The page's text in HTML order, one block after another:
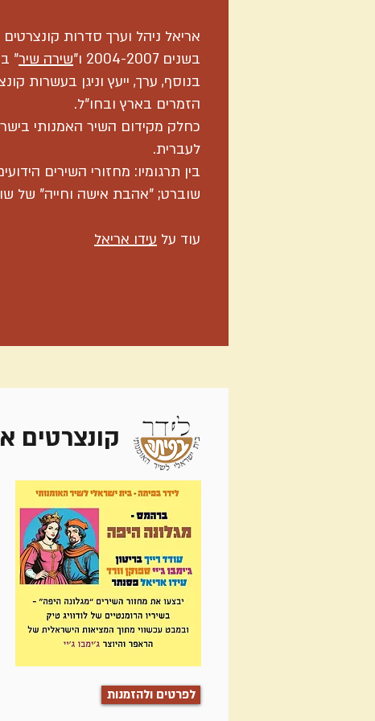
אריאל ניהל וערך סדרות
בשנים 2004-2007 ו"
שירה שיר"
בנוסף, ערך, ייעץ וניגן בעשרות
הזמרים בארץ ובחו"ל.
כחלק מקידום השיר האמנותי
לעברית.
בין תרגומיו: מחזורי השירים
שוברט; "אהבת אישה וחייה" של
עוד על עידו אריאל
קונצרטים
לפרטים ולהזמנות